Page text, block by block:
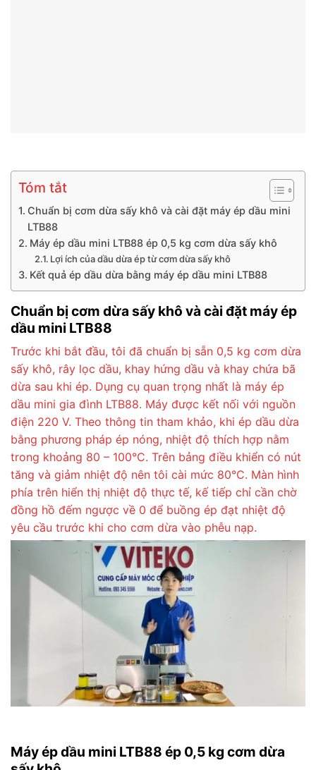
Tóm tắt
Chuẩn bị cơm dừa sấy khô và cài đặt máy ép dầu mini
LTB88
Máy ép dầu mini LTB88 ép 0,5 kg cơm dừa sấy khô
Lợi ích của dầu dừa ép từ cơm dừa sấy khô
Kết quả ép dầu dừa bằng máy ép dầu mini LTB88
Chuẩn bị cơm dừa sấy khô và cài đặt máy ép
dầu mini LTB88
Trước khi bắt đầu, tôi đã chuẩn bị sẵn 0,5 kg cơm dừa
sấy khô, rây lọc dầu, khay hứng dầu và khay chứa bã
dừa sau khi ép. Dụng cụ quan trọng nhất là máy ép
dầu mini gia đình LTB88. Máy được kết nối với nguồn
điện 220 V. Theo thông tin tham khảo, khi ép dầu dừa
bằng phương pháp ép nóng, nhiệt độ thích hợp nằm
trong khoảng 80 – 100°C. Trên bảng điều khiển có nút
tăng và giảm nhiệt độ nên tôi cài mức 80°C. Màn hình
phía trên hiển thị nhiệt độ thực tế, kế tiếp chỉ cần chờ
đồng hồ đếm ngược về 0 để buồng ép đạt nhiệt độ
yêu cầu trước khi cho cơm dừa vào phễu nạp.
Máy ép dầu mini LTB88 ép 0,5 kg cơm dừa